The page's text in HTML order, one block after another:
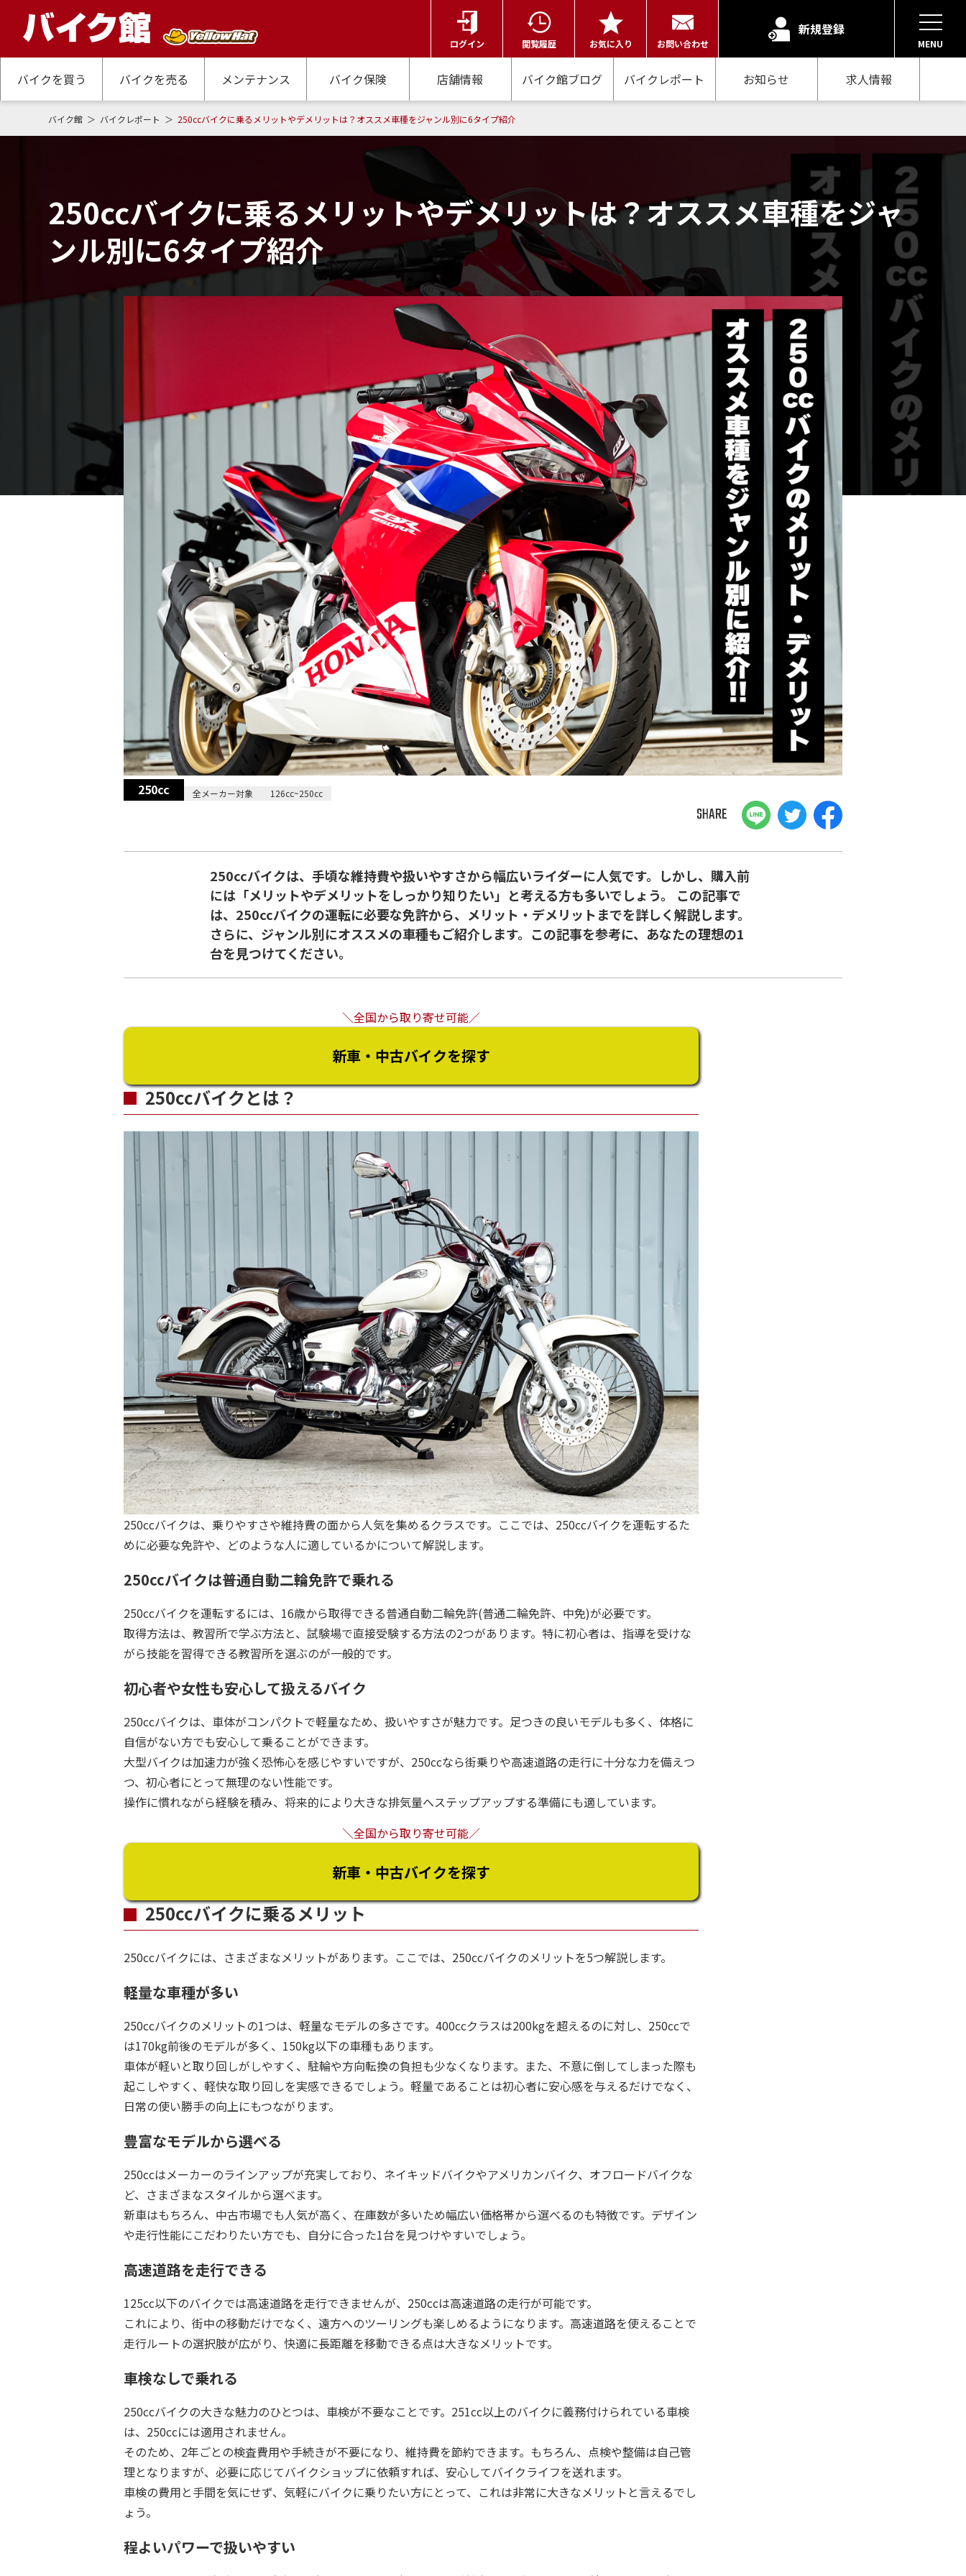
ログイン 閲覧履歴 お気に入り お問い合わせ
新規登録
MENU
バイクを買う バイクを売る メンテナンス バイク保険 店舗情報 バイク館ブログ バイクレポート お知らせ 求人情報
バイク館 バイクレポート 250ccバイクに乗るメリットやデメリットは？オススメ車種をジャンル別に6タイプ紹介
250ccバイクに乗るメリットやデメリットは？オススメ車種をジャ
ンル別に6タイプ紹介
250cc
2025/11/06 全メーカー対象 126cc~250cc
SHARE
250ccバイクは、手頃な維持費や扱いやすさから幅広いライダーに人気です。しかし、購入前
には「メリットやデメリットをしっかり知りたい」と考える方も多いでしょう。 この記事で
は、250ccバイクの運転に必要な免許から、メリット・デメリットまでを詳しく解説します。
さらに、ジャンル別にオススメの車種もご紹介します。この記事を参考に、あなたの理想の1
台を見つけてください。
＼全国から取り寄せ可能／
新車・中古バイクを探す
250ccバイクとは？
250ccバイクは、乗りやすさや維持費の面から人気を集めるクラスです。ここでは、250ccバイクを運転するた
めに必要な免許や、どのような人に適しているかについて解説します。
250ccバイクは普通自動二輪免許で乗れる
250ccバイクを運転するには、16歳から取得できる普通自動二輪免許(普通二輪免許、中免)が必要です。
取得方法は、教習所で学ぶ方法と、試験場で直接受験する方法の2つがあります。特に初心者は、指導を受けな
がら技能を習得できる教習所を選ぶのが一般的です。
初心者や女性も安心して扱えるバイク
250ccバイクは、車体がコンパクトで軽量なため、扱いやすさが魅力です。足つきの良いモデルも多く、体格に
自信がない方でも安心して乗ることができます。
大型バイクは加速力が強く恐怖心を感じやすいですが、250ccなら街乗りや高速道路の走行に十分な力を備えつ
つ、初心者にとって無理のない性能です。
操作に慣れながら経験を積み、将来的により大きな排気量へステップアップする準備にも適しています。
＼全国から取り寄せ可能／
新車・中古バイクを探す
250ccバイクに乗るメリット
250ccバイクには、さまざまなメリットがあります。ここでは、250ccバイクのメリットを5つ解説します。
軽量な車種が多い
250ccバイクのメリットの1つは、軽量なモデルの多さです。400ccクラスは200kgを超えるのに対し、250ccで
は170kg前後のモデルが多く、150kg以下の車種もあります。
車体が軽いと取り回しがしやすく、駐輪や方向転換の負担も少なくなります。また、不意に倒してしまった際も
起こしやすく、軽快な取り回しを実感できるでしょう。軽量であることは初心者に安心感を与えるだけでなく、
日常の使い勝手の向上にもつながります。
豊富なモデルから選べる
250ccはメーカーのラインアップが充実しており、ネイキッドバイクやアメリカンバイク、オフロードバイクな
ど、さまざまなスタイルから選べます。
新車はもちろん、中古市場でも人気が高く、在庫数が多いため幅広い価格帯から選べるのも特徴です。デザイン
や走行性能にこだわりたい方でも、自分に合った1台を見つけやすいでしょう。
高速道路を走行できる
125cc以下のバイクでは高速道路を走行できませんが、250ccは高速道路の走行が可能です。
これにより、街中の移動だけでなく、遠方へのツーリングも楽しめるようになります。高速道路を使えることで
走行ルートの選択肢が広がり、快適に長距離を移動できる点は大きなメリットです。
車検なしで乗れる
250ccバイクの大きな魅力のひとつは、車検が不要なことです。251cc以上のバイクに義務付けられている車検
は、250ccには適用されません。
そのため、2年ごとの検査費用や手続きが不要になり、維持費を節約できます。もちろん、点検や整備は自己管
理となりますが、必要に応じてバイクショップに依頼すれば、安心してバイクライフを送れます。
車検の費用と手間を気にせず、気軽にバイクに乗りたい方にとって、これは非常に大きなメリットと言えるでし
ょう。
程よいパワーで扱いやすい